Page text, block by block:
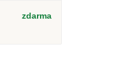
zdarma